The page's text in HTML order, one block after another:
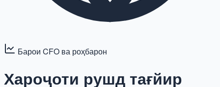
Барои CFO ва роҳбарон
Хароҷоти рушд тағйир